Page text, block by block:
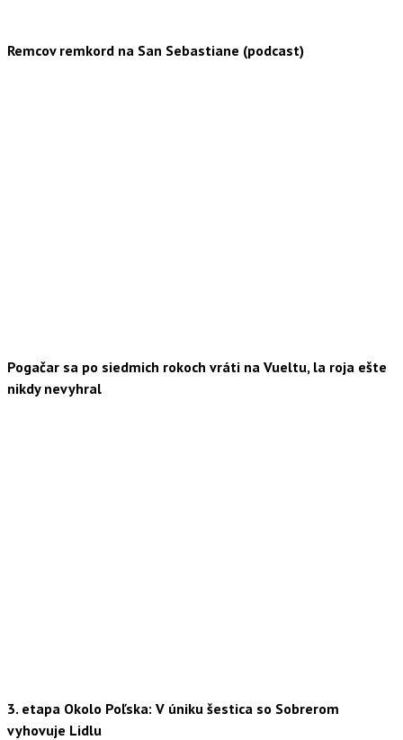
Remcov remkord na San Sebastiane (podcast)
Pogačar sa po siedmich rokoch vráti na Vueltu, la roja ešte
nikdy nevyhral
3. etapa Okolo Poľska: V úniku šestica so Sobrerom
vyhovuje Lidlu